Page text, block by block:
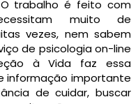
trabalho é feito com
muito de
vezes, nem sabem
de psicologia on-line
à Vida faz essa
informação importante
de cuidar, buscar